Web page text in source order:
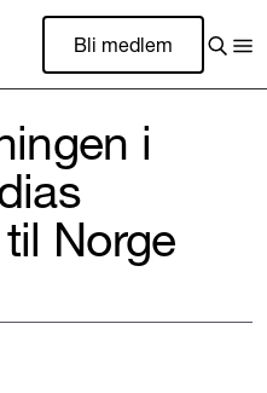
Bli medlem
i
Norge